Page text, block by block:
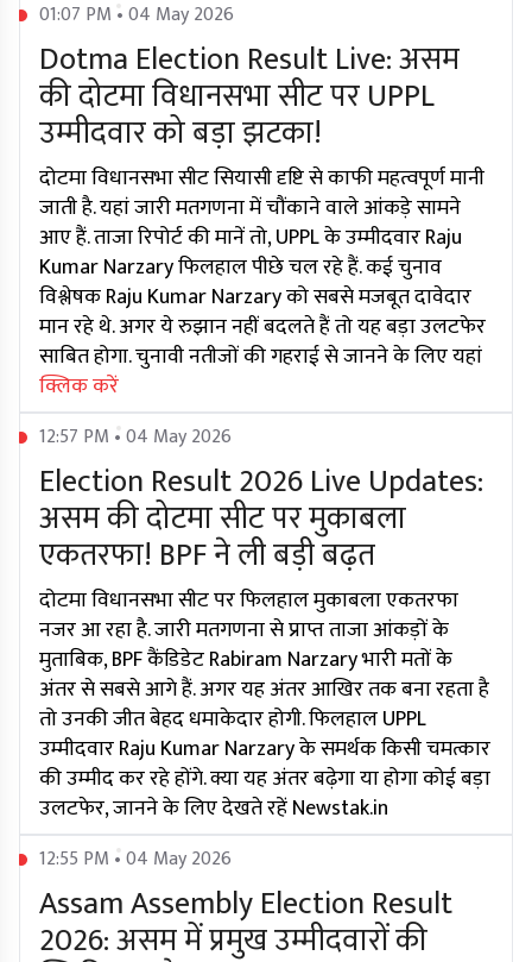
01:07 PM • 04 May 2026
Dotma Election Result Live: असम
की दोटमा विधानसभा सीट पर UPPL
उम्मीदवार को बड़ा झटका!
दोटमा विधानसभा सीट सियासी दृष्टि से काफी महत्वपूर्ण मानी
जाती है. यहां जारी मतगणना में चौंकाने वाले आंकड़े सामने
आए हैं. ताजा रिपोर्ट की मानें तो, UPPL के उम्मीदवार Raju
Kumar Narzary फिलहाल पीछे चल रहे हैं. कई चुनाव
विश्लेषक Raju Kumar Narzary को सबसे मजबूत दावेदार
मान रहे थे. अगर ये रुझान नहीं बदलते हैं तो यह बड़ा उलटफेर
साबित होगा. चुनावी नतीजों की गहराई से जानने के लिए यहां
क्लिक करें
12:57 PM • 04 May 2026
Election Result 2026 Live Updates:
असम की दोटमा सीट पर मुकाबला
एकतरफा! BPF ने ली बड़ी बढ़त
दोटमा विधानसभा सीट पर फिलहाल मुकाबला एकतरफा
नजर आ रहा है. जारी मतगणना से प्राप्त ताजा आंकड़ों के
मुताबिक, BPF कैंडिडेट Rabiram Narzary भारी मतों के
अंतर से सबसे आगे हैं. अगर यह अंतर आखिर तक बना रहता है
तो उनकी जीत बेहद धमाकेदार होगी. फिलहाल UPPL
उम्मीदवार Raju Kumar Narzary के समर्थक किसी चमत्कार
की उम्मीद कर रहे होंगे. क्या यह अंतर बढ़ेगा या होगा कोई बड़ा
उलटफेर, जानने के लिए देखते रहें Newstak.in
12:55 PM • 04 May 2026
Assam Assembly Election Result
2026: असम में प्रमुख उम्मीदवारों की